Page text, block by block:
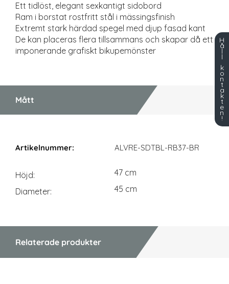
Ett tidlöst, elegant sexkantigt sidobord
Ram i borstat rostfritt stål i mässingsfinish
Extremt stark härdad spegel med djup fasad kant
De kan placeras flera tillsammans och skapar då ett
imponerande grafiskt bikupemönster
Mått
ALVRE-SDTBL-RB37-BR
Höjd
47 cm
Diameter
45 cm
Relaterade produkter
H
å
l
l
k
o
n
t
a
k
t
e
n
!